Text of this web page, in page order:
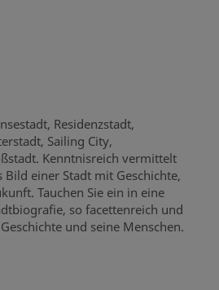
Residenzstadt,
Sailing City,
Kenntnisreich vermittelt
einer Stadt mit Geschichte,
Tauchen Sie ein in eine
so facettenreich und
und seine Menschen.